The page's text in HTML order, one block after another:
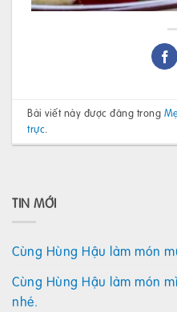
Bài viết này được đăng trong
trực.
TIN MỚI
Cùng Hùng Hậu làm món
Cùng Hùng Hậu làm món
nhé.